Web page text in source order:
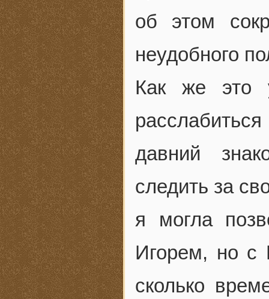
об этом
неудобного
Как же это
давний
следить за
я могла
Игорем, но с
сколько